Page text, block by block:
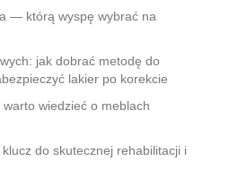
— którą wyspę wybrać na
jak dobrać metodę do
lakier po korekcie
wiedzieć o meblach
do skutecznej rehabilitacji i